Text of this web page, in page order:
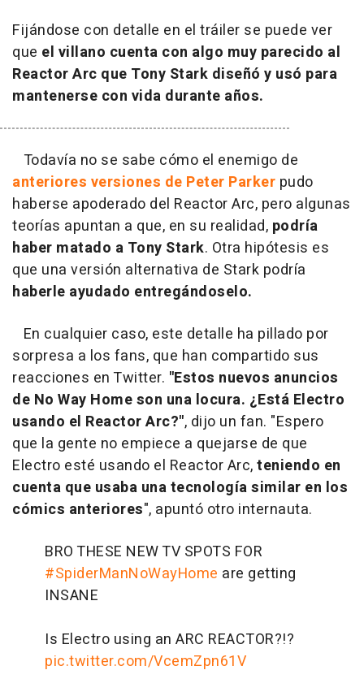
Fijándose con detalle en el tráiler se puede ver
que el villano cuenta con algo muy parecido al
Reactor Arc que Tony Stark diseñó y usó para
mantenerse con vida durante años.
Todavía no se sabe cómo el enemigo de
anteriores versiones de Peter Parker pudo
haberse apoderado del Reactor Arc, pero algunas
teorías apuntan a que, en su realidad, podría
haber matado a Tony Stark. Otra hipótesis es
que una versión alternativa de Stark podría
haberle ayudado entregándoselo.
En cualquier caso, este detalle ha pillado por
sorpresa a los fans, que han compartido sus
reacciones en Twitter. "Estos nuevos anuncios
de No Way Home son una locura. ¿Está Electro
usando el Reactor Arc?", dijo un fan. "Espero
que la gente no empiece a quejarse de que
Electro esté usando el Reactor Arc,teniendo en
cuenta que usaba una tecnología similar en los
cómics anteriores", apuntó otro internauta.
BRO THESE NEW TV SPOTS FOR
#SpiderManNoWayHome are getting
INSANE
Is Electro using an ARC REACTOR?!?
pic.twitter.com/VcemZpn61V